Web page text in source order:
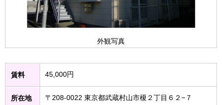
外観写真
賃料 45,000円
所在地 〒208-0022 東京都武蔵村山市榎２丁目６２−７